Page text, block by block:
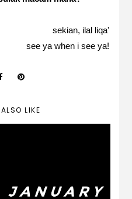
sekian, ilal liqa'
see ya when i see ya!
LIKE
from home and life